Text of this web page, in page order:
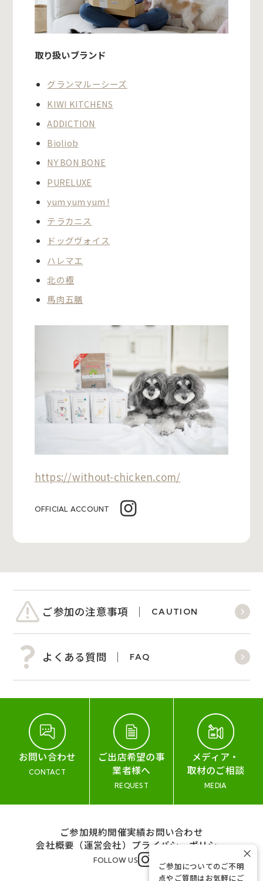
取り扱いブランド
グランマルーシーズ
KIWI KITCHENS
ADDICTION
Bioliob
NY BON BONE
PURELUXE
yum yum yum !
テラカニス
ドッグヴォイス
ハレマエ
北の極
馬肉五膳
https://without-chicken.com/
OFFICIAL ACCOUNT
ご参加の注意事項 CAUTION
よくある質問 FAQ
お問い合わせ
CONTACT
ご出店希望の事
業者様へ
REQUEST
メディア・
取材のご相談
MEDIA
ご参加規約開催実績お問い合わせ
会社概要（運営会社） プライバシーポリシー
FOLLOW US
ご参加についてのご不明
点やご質問はお気軽にご
×